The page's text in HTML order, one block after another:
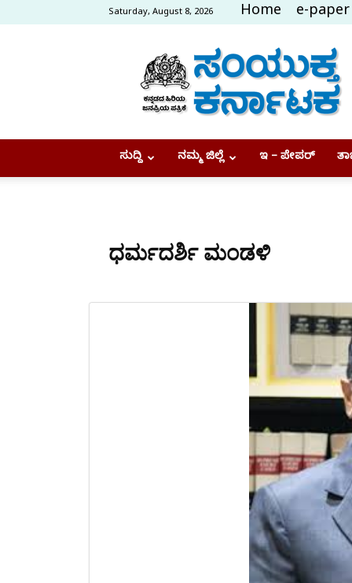
Saturday, August 8, 2026 Home e-paper
Samyukta
Karnataka
ಸುದ್ದಿ ನಮ್ಮ ಜಿಲ್ಲೆ ಇ – ಪೇಪರ್
ಧರ್ಮದರ್ಶಿ ಮಂಡಳಿ